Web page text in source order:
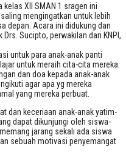
XII SMAN 1 sragen ini
mengingatkan untuk lebih
depan. Acara ini didukung dan
Drs. Sucipto, perwakilan dari KNPI,
untuk para anak-anak panti
untuk meraih cita-cita mereka.
dan doa kepada anak-anak
agar apa yg mereka
yang mereka perbuat.
dan keceriaan anak-anak yatim-
dapat dikunjungi oleh siswa-
jarang sekali ada siswa
sebuah motivasi penyemangat